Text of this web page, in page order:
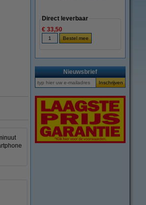
vergroten
Direct leverbaar
€ 33,50
Nieuwsbrief